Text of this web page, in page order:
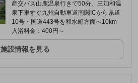
産交バス山鹿温泉行きで50分、三加和温
泉下車すぐ九州自動車道南関ICから県道
10号・国道443号を和水町方面へ10km
入浴料金：400円～
施設情報を見る